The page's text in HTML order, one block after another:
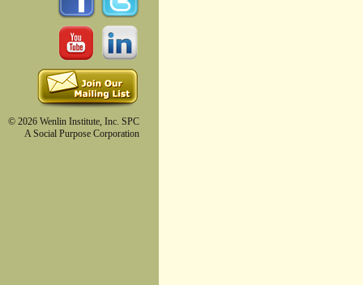
© 2026 Wenlin Institute, Inc. SPC
A Social Purpose Corporation